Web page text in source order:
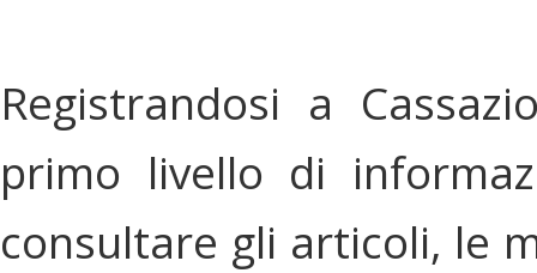
Registrandosi a
primo livello di
consultare gli articoli, le